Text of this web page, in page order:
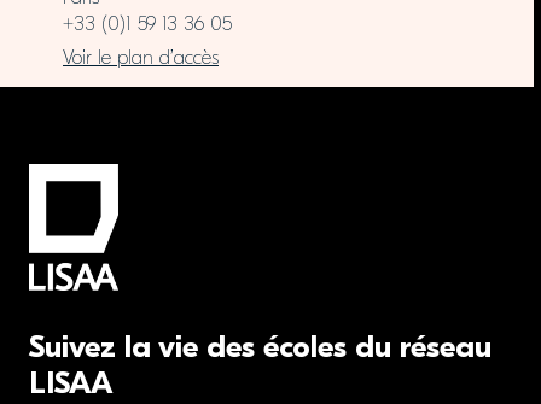
+33 (0)1 59 13 36 05
Voir le plan d’accès
Suivez la vie des écoles du réseau
LISAA